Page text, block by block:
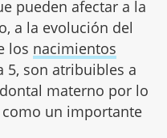
pueden afectar a la
a la evolución del
los nacimientos
5, son atribuibles a
materno por lo
un importante